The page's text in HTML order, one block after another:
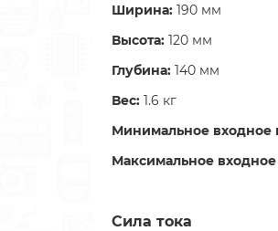
Ширина: 190 мм
Высота: 120 мм
Глубина: 140 мм
Вес: 1.6 кг
Минимальное входное
Максимальное
Сила тока